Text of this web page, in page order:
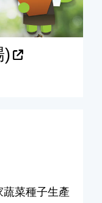
)
蔬菜種子生產